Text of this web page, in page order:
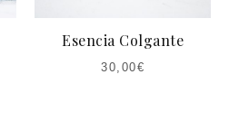
Esencia Colgante
30,00€